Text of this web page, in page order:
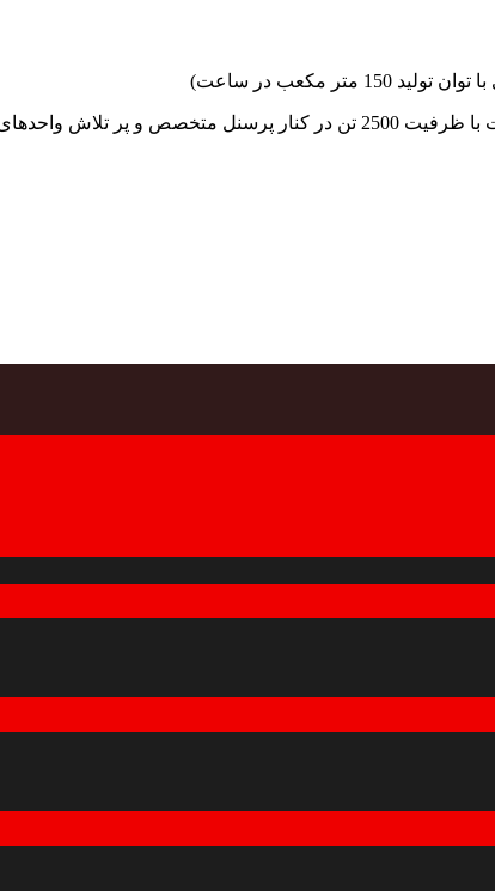
جهاد بتن با فضای کارگاهی و به کار گیری سه دستگاه بچینگ پلانت با ظرفیت